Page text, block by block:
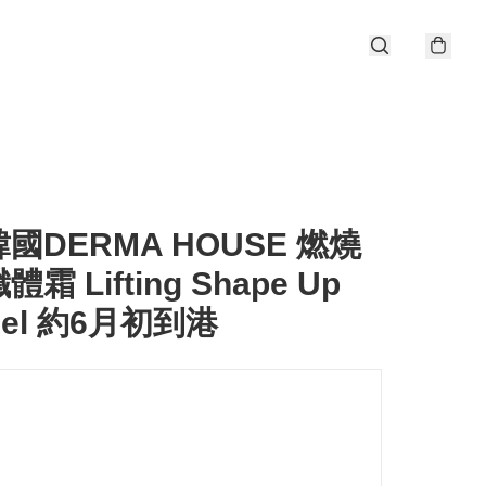
DERMA HOUSE 燃燒
體霜 Lifting Shape Up
約6月初到港